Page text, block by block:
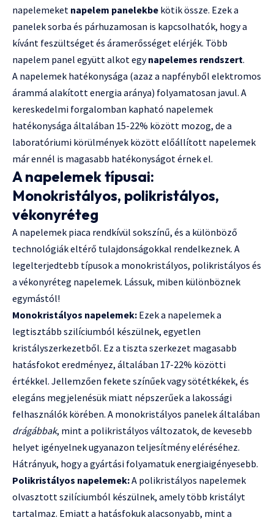
napelemeket napelem panelekbe kötik össze. Ezek a
panelek sorba és párhuzamosan is kapcsolhatók, hogy a
kívánt feszültséget és áramerősséget elérjék. Több
napelem panel együtt alkot egynapelemes rendszert.
A napelemek hatékonysága (azaz a napfényből elektromos
árammá alakított energia aránya) folyamatosan javul. A
kereskedelmi forgalomban kapható napelemek
hatékonysága általában 15-22% között mozog, de a
laboratóriumi körülmények között előállított napelemek
már ennél is magasabb hatékonyságot érnek el.
A napelemek típusai:
Monokristályos, polikristályos,
vékonyréteg
A napelemek piaca rendkívül sokszínű, és a különböző
technológiák eltérő tulajdonságokkal rendelkeznek. A
legelterjedtebb típusok a monokristályos, polikristályos és
a vékonyréteg napelemek. Lássuk, miben különböznek
egymástól!
Monokristályos napelemek: Ezek a napelemek a
legtisztább szilíciumból készülnek, egyetlen
kristályszerkezetből. Ez a tiszta szerkezet magasabb
hatásfokot eredményez, általában 17-22% közötti
értékkel. Jellemzően fekete színűek vagy sötétkékek, és
elegáns megjelenésük miatt népszerűek a lakossági
felhasználók körében. A monokristályos panelek általában
drágábbak, mint a polikristályos változatok, de kevesebb
helyet igényelnek ugyanazon teljesítmény eléréséhez.
Hátrányuk, hogy a gyártási folyamatuk energiaigényesebb.
Polikristályos napelemek:A polikristályos napelemek
olvasztott szilíciumból készülnek, amely több kristályt
tartalmaz. Emiatt a hatásfokuk alacsonyabb, mint a